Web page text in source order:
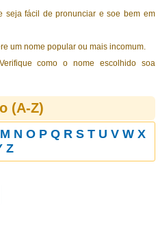
seja fácil de pronunciar e soe bem em
um nome popular ou mais incomum.
como o nome escolhido soa
(A-Z)
M N O P Q R S T U V W X
Z